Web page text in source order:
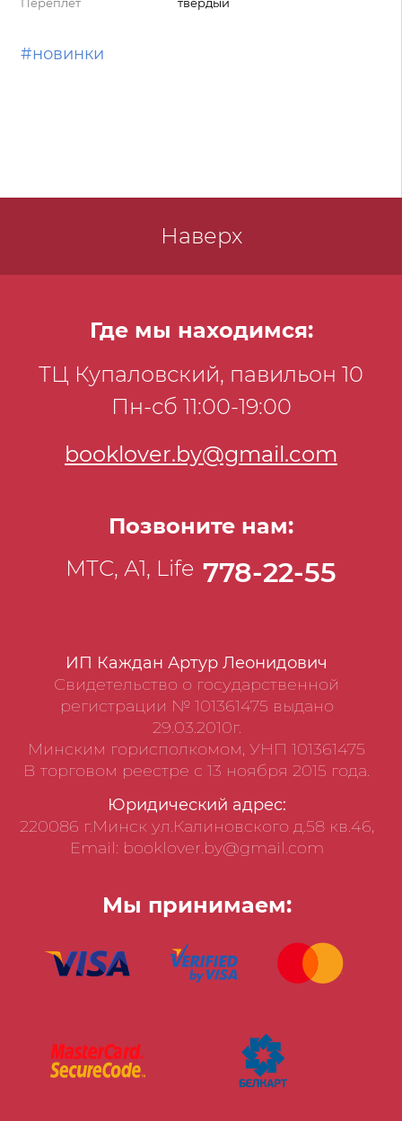
#новинки
Наверх
ИП Каждан Артур Леонидович
Свидетельство о государственной
регистрации № 101361475 выдано
29.03.2010г.
Минским горисполкомом, УНП 101361475
В торговом реестре с 13 ноября 2015 года.
Юридический адрес:
220086 г.Минск ул.Калиновского д.58 кв.46,
Email: booklover.by@gmail.com
Мы принимаем:
Где мы находимся:
ТЦ Купаловский, павильон 10
Пн-сб 11:00-19:00
booklover.by@gmail.com
Позвоните нам:
МТС, А1, Life 778-22-55